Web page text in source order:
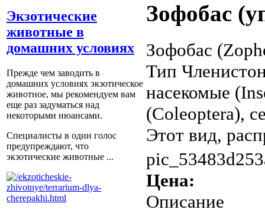
Экзотические
животные в
домашних условиях
Прежде чем заводить в
домашних условиях экзотическое
животное, мы рекомендуем вам
еще раз задуматься над
некоторыми нюансами.
Специалисты в один голос
предупреждают, что
экзотические животные ...
Зофобас
Зофобас
Тип
насекомые
(Coleoptera),
Этот вид,
Цена:
Описание